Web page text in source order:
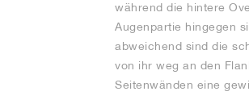
während die hintere
Augenpartie hingegen
abweichend sind die
von ihr weg an den
Seitenwänden eine